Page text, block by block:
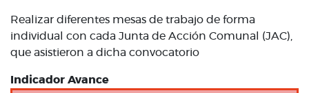
Realizar diferentes mesas de trabajo de forma
individual con cada Junta de Acción Comunal (JAC),
que asistieron a dicha convocatorio
Indicador Avance